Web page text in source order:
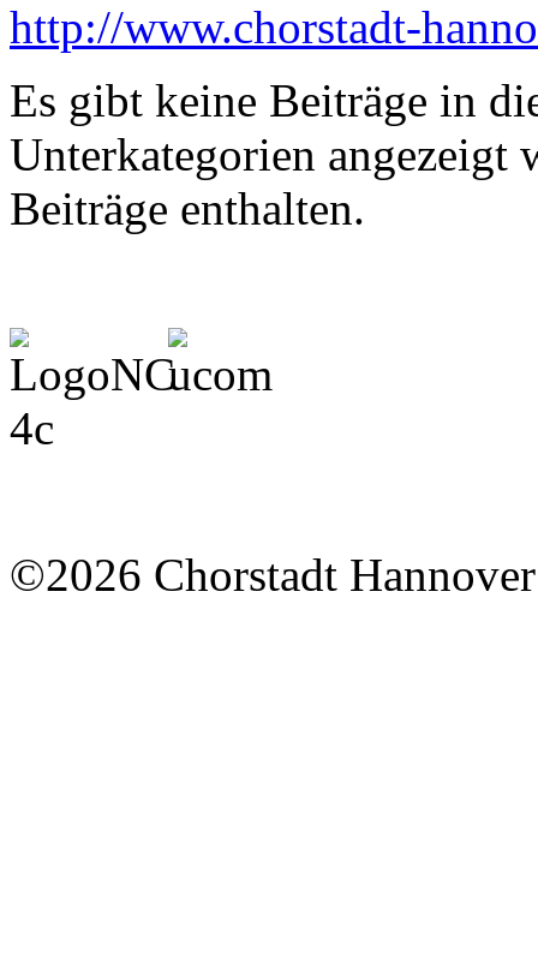
http://www.chorstadt-
Es gibt keine Beiträge in
Unterkategorien angezeigt
Beiträge enthalten.
©2026 Chorstadt Hannover